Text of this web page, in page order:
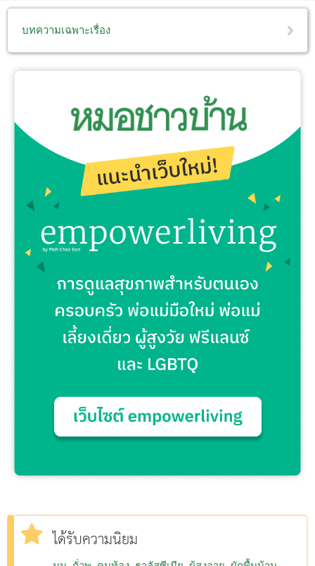
บทความเฉพาะเรื่อง
ได้รับความนิยม